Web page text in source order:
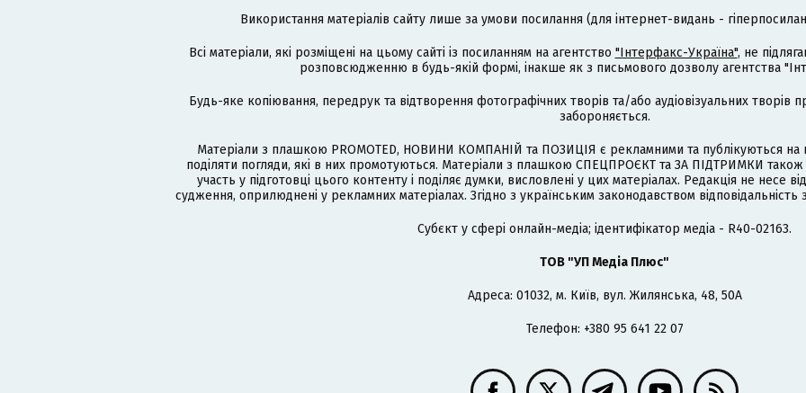
Використання матеріалів сайту лише за умови посилання (для інтернет-видань -
Всі матеріали, які розміщені на цьому сайті із посиланням на агентство "Інтерфакс-Україна", не
розповсюдженню в будь-якій формі, інакше як з письмового дозволу агентства
Будь-яке копіювання, передрук та відтворення фотографічних творів та/або аудіовізуальних
забороняється.
Матеріали з плашкою PROMOTED, НОВИНИ КОМПАНІЙ та ПОЗИЦІЯ є рекламними та публікуються на
поділяти погляди, які в них промотуються. Матеріали з плашкою СПЕЦПРОЄКТ та ЗА ПІДТРИМКИ
участь у підготовці цього контенту і поділяє думки, висловлені у цих матеріалах. Редакція не несе
судження, оприлюднені у рекламних матеріалах. Згідно з українським законодавством
Cубєкт у сфері онлайн-медіа; ідентифікатор медіа - R40-02163.
ТОВ "УП Медіа Плюс"
Адреса: 01032, м. Київ, вул. Жилянська, 48, 50А
Телефон: +380 95 641 22 07